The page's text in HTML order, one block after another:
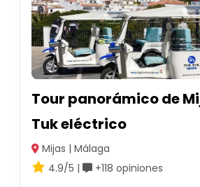
Tour panorámico de
Tuk eléctrico
Mijas | Málaga
4.9/5 |
+118 opiniones